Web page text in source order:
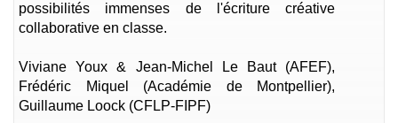
possibilités immenses de l'écriture créative
collaborative en classe.
Viviane Youx & Jean-Michel Le Baut (AFEF),
Frédéric Miquel (Académie de Montpellier),
Guillaume Loock (CFLP-FIPF)